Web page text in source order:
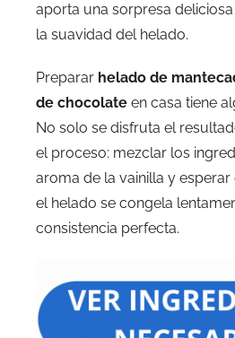
aporta una sorpresa
la suavidad del helado.
Preparar helado de
de chocolate en casa tiene
No solo se disfruta el
el proceso: mezclar los
aroma de la vainilla y
el helado se congela
consistencia perfecta.